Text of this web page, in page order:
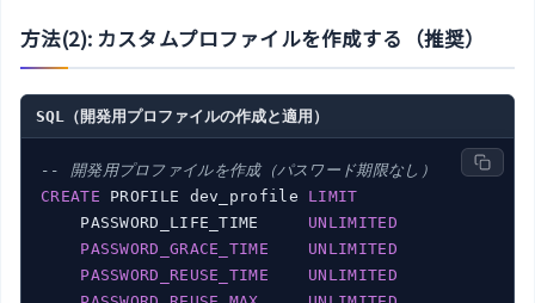
方法(2): カスタムプロファイルを作成する（推奨）
SQL（開発用プロファイルの作成と適用）
-- 開発用プロファイルを作成（パスワード期限なし）
CREATE PROFILE dev_profile LIMIT
    PASSWORD_LIFE_TIME
UNLIMITED
PASSWORD_GRACE_TIME
UNLIMITED
PASSWORD_REUSE_TIME
UNLIMITED